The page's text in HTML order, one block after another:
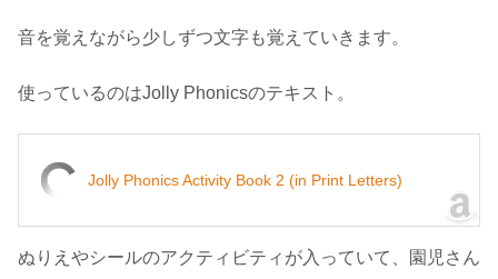
音を覚えながら少しずつ文字も覚えていきます。
使っているのはJolly Phonicsのテキスト。
Jolly Phonics Activity Book 2 (in Print Letters)
ぬりえやシールのアクティビティが入っていて、園児さん